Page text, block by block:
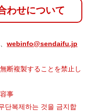
わせについて
webinfo@sendaifu.jp
断複製することを禁止し
事
단복제하는 것을 금지합